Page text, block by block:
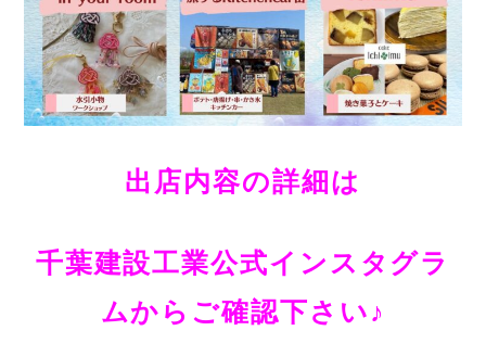
出店内容の詳細は
千葉建設工業公式インスタグラ
ムからご確認下さい♪